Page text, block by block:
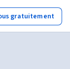
gratuitement